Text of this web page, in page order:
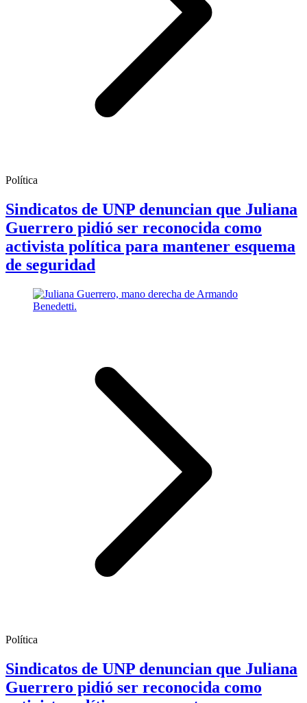
Política
Sindicatos de UNP denuncian que Juliana
Guerrero pidió ser reconocida como
activista política para mantener esquema
de seguridad
Política
Sindicatos de UNP denuncian que Juliana
Guerrero pidió ser reconocida como